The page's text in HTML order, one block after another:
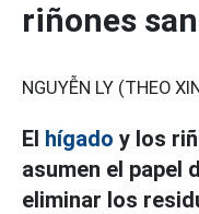
riñones
NGUYỄN LY (THEO
El hígado y los
asumen el papel
eliminar los